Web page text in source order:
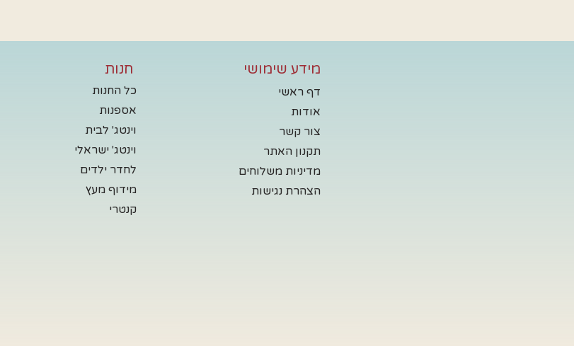
חנות
כל החנות
אספנות
וינטג' לבית
וינטג' ישראלי
לחדר ילדים
מידוף מעץ
קנטרי
מידע שימושי
דף ראשי
אודות
צור קשר
תקנון האתר
מדיניות משלוחים
הצהרת נגישות